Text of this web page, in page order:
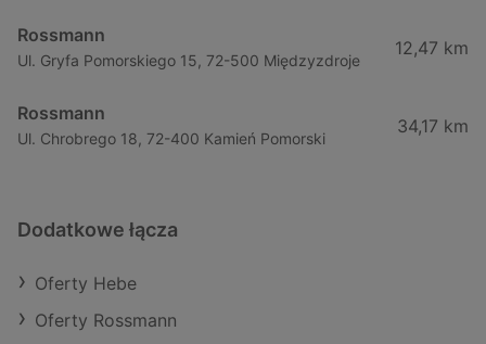
Rossmann
Ul. Gryfa Pomorskiego 15, 72-500 Międzyzdroje
12,47 km
Rossmann
Ul. Chrobrego 18, 72-400 Kamień Pomorski
34,17 km
Dodatkowe łącza
Oferty Hebe
Oferty Rossmann